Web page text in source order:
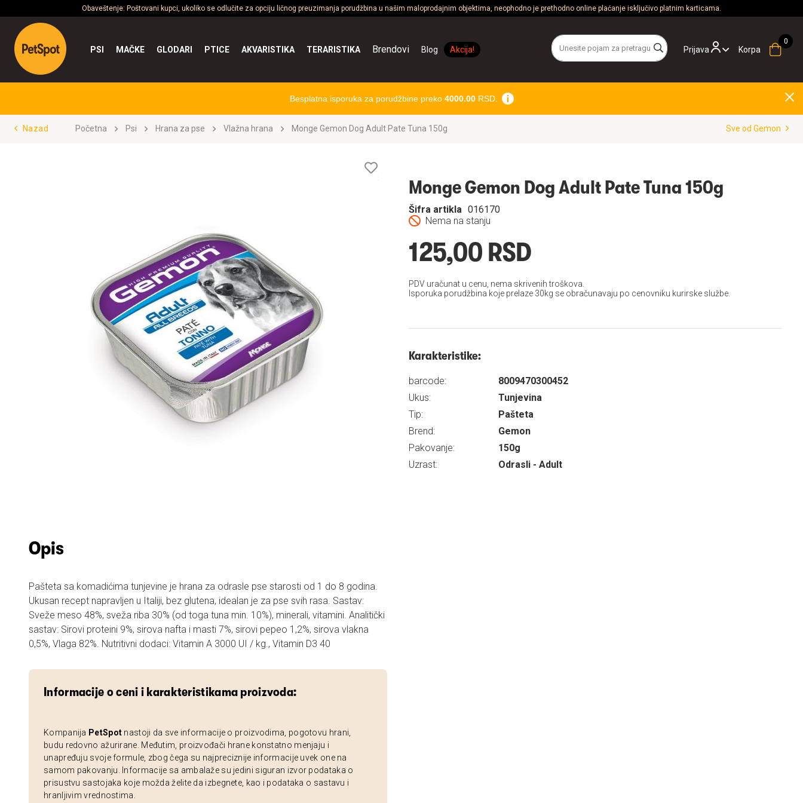
Obaveštenje: Poštovani kupci, ukoliko se odlučite za opciju ličnog preuzimanja porudžbina u našim maloprodajnim objektima, neophodno je prethodno online plaćanje isključivo platnim karticama.
Prijava
PSI MAČKE GLODARI PTICE AKVARISTIKA TERARISTIKA Brendovi Blog Akcija! Korpa
Besplatna isporuka za porudžbine preko 4000.00RSD.
Nazad Početna Psi Hrana za pse Vlažna hrana Monge Gemon Dog Adult Pate Tuna 150g Sve od Gemon
Opis
Pašteta sa komadićima tunjevine je hrana za odrasle pse starosti od 1 do 8 godina.
Ukusan recept napravljen u Italiji, bez glutena, idealan je za pse svih rasa. Sastav:
Sveže meso 48%, sveža riba 30% (od toga tuna min. 10%), minerali, vitamini. Analitički
sastav: Sirovi proteini 9%, sirova nafta i masti 7%, sirovi pepeo 1,2%, sirova vlakna
0,5%, Vlaga 82%. Nutritivni dodaci: Vitamin A 3000 UI / kg., Vitamin D3 40
Informacije o ceni i karakteristikama proizvoda:
Kompanija PetSpot nastoji da sve informacije o proizvodima, pogotovu hrani,
budu redovno ažurirane. Međutim, proizvođači hrane konstatno menjaju i
unapređuju svoje formule, zbog čega su najpreciznije informacije uvek one na
samom pakovanju. Informacije sa ambalaže su jedini siguran izvor podataka o
prisustvu sastojaka koje možda želite da izbegnete, kao i podataka o sastavu i
hranljivim vrednostima.
želja
Monge Gemon Dog Adult Pate Tuna 150g
Nema na stanju
Šifra artikla 016170
125,00 RSD
PDV uračunat u cenu, nema skrivenih troškova.
Isporuka porudžbina koje prelaze 30kg se obračunavaju po cenovniku kurirske službe.
Karakteristike:
barcode:
8009470300452
Ukus:
Tunjevina
Tip:
Pašteta
Brend:
Gemon
Pakovanje:
150g
Uzrast:
Odrasli - Adult